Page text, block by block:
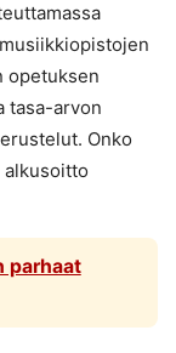
opetuksen
tasa-arvon
Onko
alkusoitto
parhaat